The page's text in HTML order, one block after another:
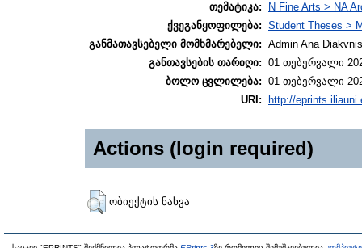
თემატიკა:
N Fine Arts > NA
ქვეგანყოფილება: Student Theses >
განმათავსებელი მომხმარებელი: Admin Ana
განთავსების თარიღი: 01 თებერვალი
ბოლო ცვლილება: 01 თებერვალი
URI:
http://
Actions (login required)
ობიექტის ნახვა